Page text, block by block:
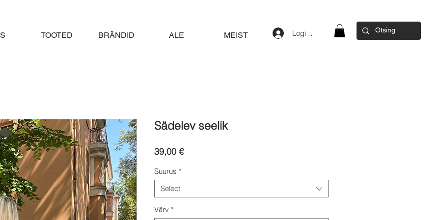
TOOTED BRÄNDID ALE MEIST Logi sisse
Sädelev seelik
39,00 €Price
Suurus *
Select
Värv *